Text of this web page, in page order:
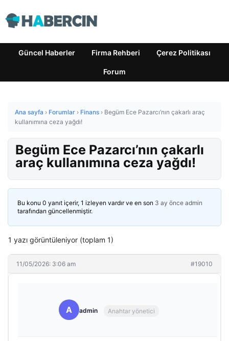
Güncel Haberler Firma Rehberi Çerez Politikası
Forum
Ana sayfa › Forumlar › Finans › Begüm Ece Pazarcı’nın çakarlı araç
kullanımına ceza yağdı!
Begüm Ece Pazarcı’nın çakarlı
araç kullanımına ceza yağdı!
Bu konu 0 yanıt içerir, 1 izleyen vardır ve en son 3 ay önce admin
tarafından güncellenmiştir.
1 yazı görüntüleniyor (toplam 1)
11/05/2026: 3:06 am #19010
A admin Anahtar yönetici